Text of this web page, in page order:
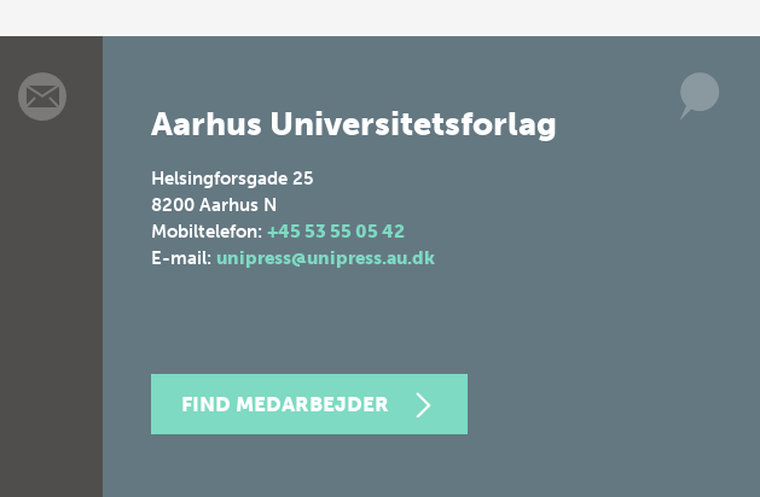
Aarhus Universitetsforlag
Helsingforsgade 25
8200 Aarhus N
Mobiltelefon: +45 53 55 05 42
E-mail: unipress@unipress.au.dk
FIND MEDARBEJDER